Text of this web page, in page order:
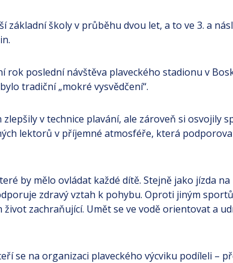
základní školy v průběhu dvou let, a to ve 3. a
poslední návštěva plaveckého stadionu v
tradiční „mokré vysvědčení“.
v technice plavání, ale zároveň si osvojily
lektorů v příjemné atmosféře, která
by mělo ovládat každé dítě. Stejně jako jízda
zdravý vztah k pohybu. Oproti jiným
zachraňující. Umět se ve vodě orientovat a
se na organizaci plaveckého výcviku podíleli –